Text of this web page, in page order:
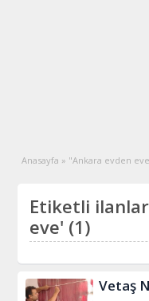
Anasayfa » "Ankara evden
Etiketli
eve' (1)
Vetaş